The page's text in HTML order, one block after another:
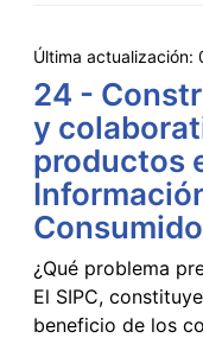
Última actualización:
24 -
y
productos
¿Qué problema
El SIPC,
beneficio de los